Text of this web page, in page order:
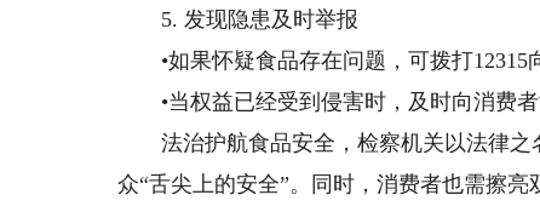
5. 发现隐患及时举报
•如果怀疑食品存在问题，可拨打12315
•当权益已经受到侵害时，及时向消费者
法治护航食品安全，检察机关以法律之
众“舌尖上的安全”。同时，消费者也需擦